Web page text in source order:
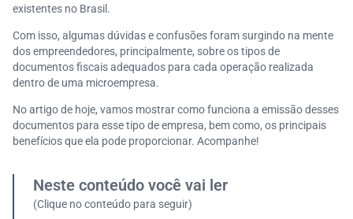
existentes no Brasil.
Com isso, algumas dúvidas e confusões foram surgindo na mente
dos empreendedores, principalmente, sobre os tipos de
documentos fiscais adequados para cada operação realizada
dentro de uma microempresa.
No artigo de hoje, vamos mostrar como funciona a emissão desses
documentos para esse tipo de empresa, bem como, os principais
benefícios que ela pode proporcionar. Acompanhe!
Neste conteúdo você vai ler
(Clique no conteúdo para seguir)